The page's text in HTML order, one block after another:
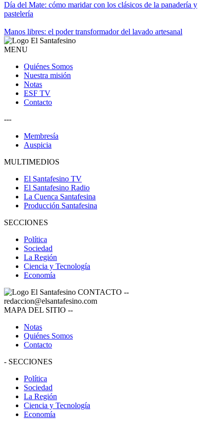
Día del Mate: cómo maridar con los clásicos de la panadería y
pastelería
Manos libres: el poder transformador del lavado artesanal
MENU
Quiénes Somos
Nuestra misión
Notas
ESF TV
Contacto
---
Membresía
Auspicia
MULTIMEDIOS
El Santafesino TV
El Santafesino Radio
La Cuenca Santafesina
Producción Santafesina
SECCIONES
Política
Sociedad
La Región
Ciencia y Tecnología
Economía
CONTACTO --
redaccion@elsantafesino.com
MAPA DEL SITIO --
Notas
Quiénes Somos
Contacto
- SECCIONES
Política
Sociedad
La Región
Ciencia y Tecnología
Economía